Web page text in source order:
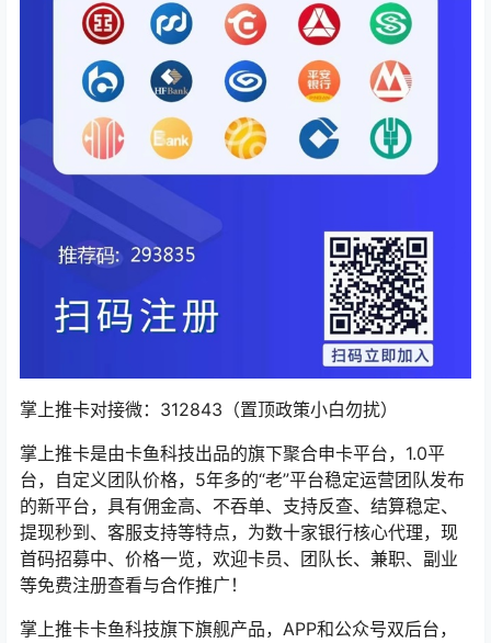
掌上推卡对接微：312843（置顶政策小白勿扰）
掌上推卡是由卡鱼科技出品的旗下聚合申卡平台，1.0平
台，自定义团队价格，5年多的“老”平台稳定运营团队发布
的新平台，具有佣金高、不吞单、支持反查、结算稳定、
提现秒到、客服支持等特点，为数十家银行核心代理，现
首码招募中、价格一览，欢迎卡员、团队长、兼职、副业
等免费注册查看与合作推广！
掌上推卡卡鱼科技旗下旗舰产品，APP和公众号双后台，